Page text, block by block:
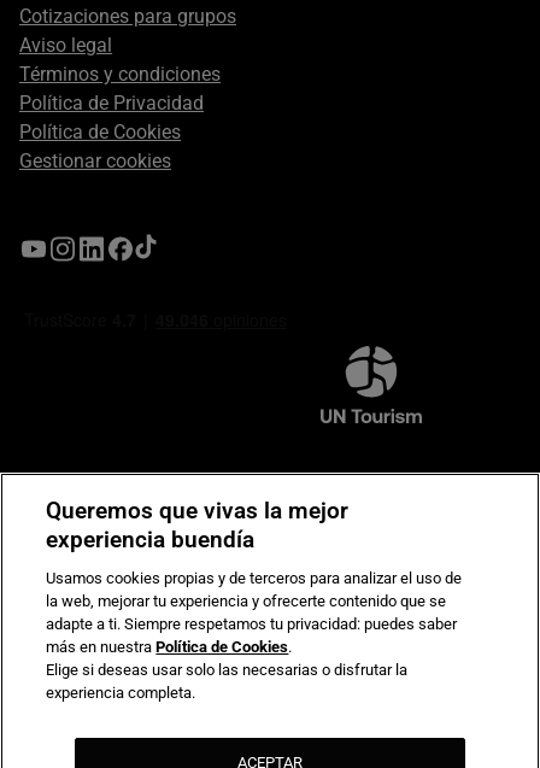
Cotizaciones para grupos
Aviso legal
Términos y condiciones
Política de Privacidad
Política de Cookies
Gestionar cookies
Compromiso de seguridad en pagos electrónicos
Queremos que vivas la mejor
experiencia buendía
Usamos cookies propias y de terceros para analizar el uso de
la web, mejorar tu experiencia y ofrecerte contenido que se
adapte a ti. Siempre respetamos tu privacidad: puedes saber
más en nuestraPolítica de Cookies.
Elige si deseas usar solo las necesarias o disfrutar la
experiencia completa.
ACEPTAR